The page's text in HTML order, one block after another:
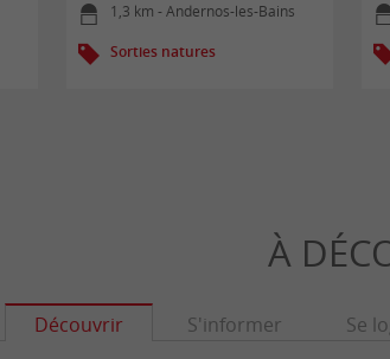
1,3 km - Andernos-les-Bains
Sorties natures
À
Découvrir S'informer Se